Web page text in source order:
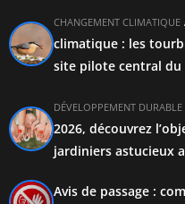
CHANGEMENT CLIMATIQUE
climatique : les
site pilote central
DÉVELOPPEMENT DURABLE
2026, découvrez
jardiniers astucieux
Avis de passage :